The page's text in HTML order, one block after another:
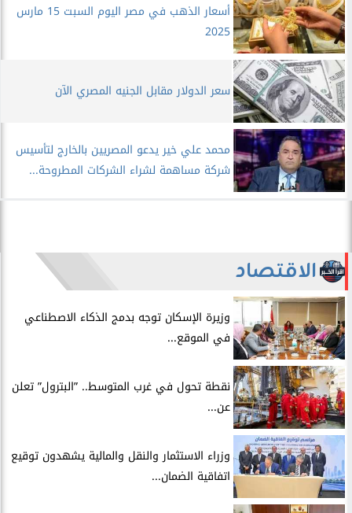
أسعار الذهب في مصر اليوم السبت 15 مارس
2025
سعر الدولار مقابل الجنيه المصري الآن
محمد علي خير يدعو المصريين بالخارج لتأسيس
شركة مساهمة لشراء الشركات المطروحة...
الاقتصاد
​وزيرة الإسكان توجه بدمج الذكاء الاصطناعي
في الموقع...
​نقطة تحول في غرب المتوسط.. ”البترول” تعلن
عن...
​وزراء الاستثمار والنقل والمالية يشهدون توقيع
اتفاقية الضمان...